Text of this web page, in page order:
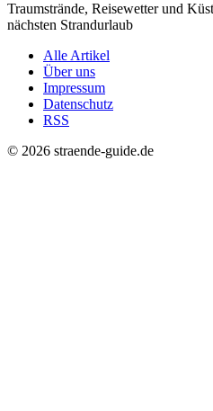
Traumstrände, Reisewetter und
nächsten Strandurlaub
Alle Artikel
Über uns
Impressum
Datenschutz
RSS
© 2026 straende-guide.de